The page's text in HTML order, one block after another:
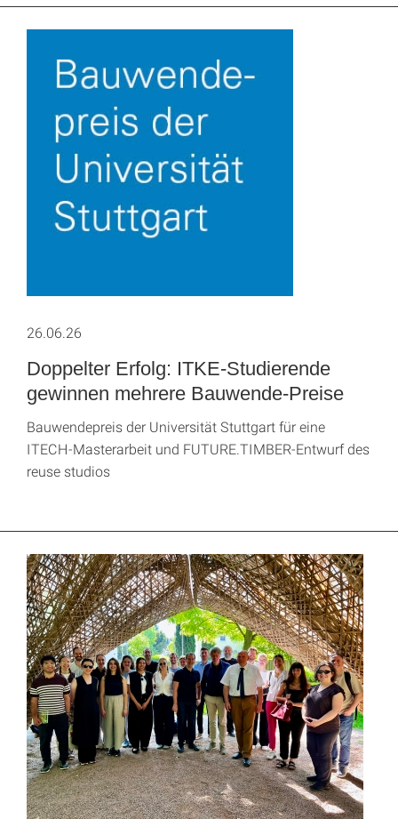
Doppelter Erfolg: ITKE-Studierende
gewinnen mehrere Bauwende-Preise
26.06.26
Bauwendepreis der Universität Stuttgart für eine
ITECH-Masterarbeit und FUTURE.TIMBER-Entwurf des
reuse studios